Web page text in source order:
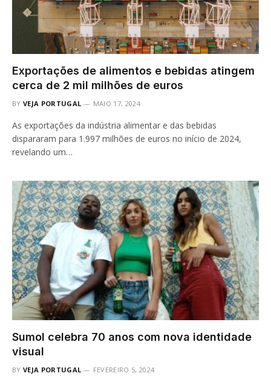
Exportações de alimentos e bebidas atingem
cerca de 2 mil milhões de euros
BY VEJA PORTUGAL MAIO 17, 2024
As exportações da indústria alimentar e das bebidas
dispararam para 1.997 milhões de euros no início de 2024,
revelando um…
Sumol celebra 70 anos com nova identidade
visual
BY VEJA PORTUGAL FEVEREIRO 5, 2024